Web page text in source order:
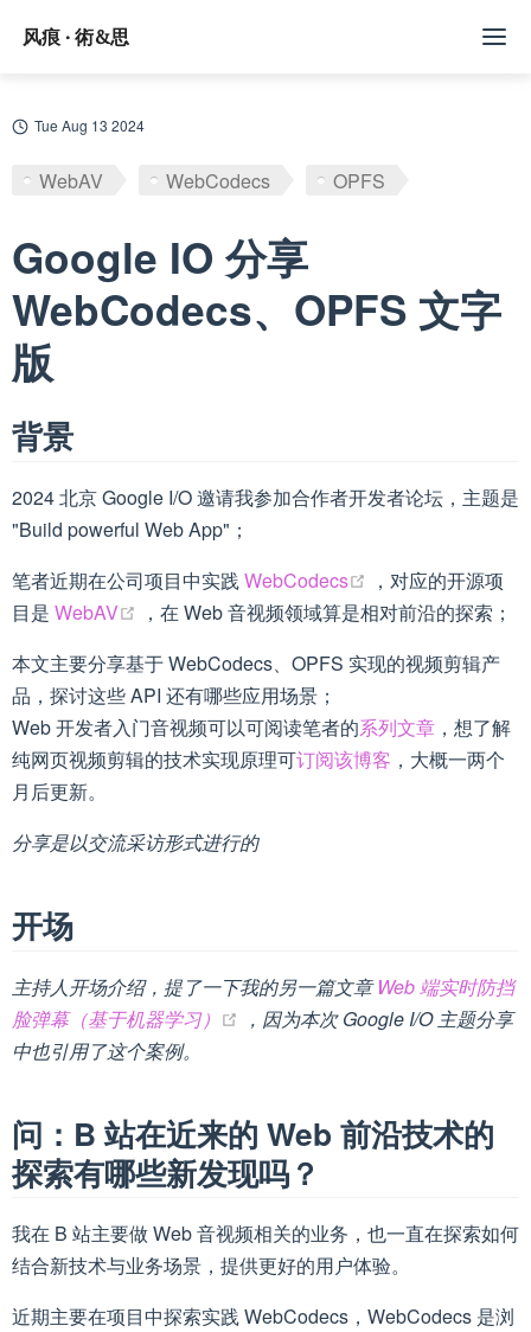
风痕 · 術&思
文章
标签
订阅/赞助
Tue Aug 13 2024
WebAV WebCodecs OPFS
Google IO 分享
WebCodecs、OPFS 文字
版
背景
2024 北京 Google I/O 邀请我参加合作者开发者论坛，主题是
"Build powerful Web App"；
笔者近期在公司项目中实践WebCodecs (opens new
，对应的开源项
目是 WebAV (opens new window)
，在 Web 音视频领域算是相对前沿的探索；
本文主要分享基于 WebCodecs、OPFS 实现的视频剪辑产
品，探讨这些 API 还有哪些应用场景；
Web 开发者入门音视频可以可阅读笔者的系列文章 ，想了解
纯网页视频剪辑的技术实现原理可订阅该博客 ，大概一两个
月后更新。
分享是以交流采访形式进行的
开场
主持人开场介绍，提了一下我的另一篇文章Web 端实时防挡
脸弹幕（基于机器学习）
(opens new window)
，因为本次 Google I/O 主题分享
中也引用了这个案例。
问：B 站在近来的 Web 前沿技术的
探索有哪些新发现吗？
我在 B 站主要做 Web 音视频相关的业务，也一直在探索如何
结合新技术与业务场景，提供更好的用户体验。
近期主要在项目中探索实践 WebCodecs，WebCodecs 是浏